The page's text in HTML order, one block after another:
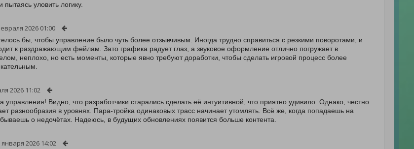
пытаясь уловить логику.
2026 01:00
бы, чтобы управление было чуть более отзывчивым. Иногда трудно справиться с резкими поворотами, и
к раздражающим фейлам. Зато графика радует глаз, а звуковое оформление отлично погружает в
неплохо, но есть моменты, которые явно требуют доработки, чтобы сделать игровой процесс более
2026 11:02
управления! Видно, что разработчики старались сделать её интуитивной, что приятно удивило. Однако, честно
разнообразия в уровнях. Пара-тройка одинаковых трасс начинает утомлять. Всё же, когда попадаешь на
о недочётах. Надеюсь, в будущих обновлениях появится больше контента.
января 2026 14:02